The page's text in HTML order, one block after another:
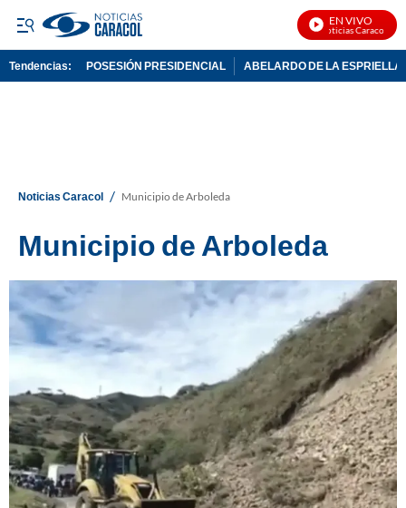
EN VIVO
Noticias Caracol En
Tendencias: POSESIÓN PRESIDENCIAL ABELARDO DE LA ESPRIELLA
Noticias Caracol / Municipio de Arboleda
Municipio de Arboleda